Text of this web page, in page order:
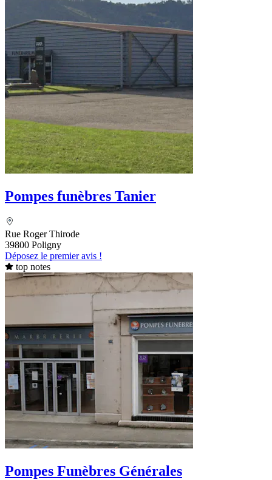
Pompes funèbres Tanier
Rue Roger Thirode
39800 Poligny
Déposez le premier avis !
top notes
Pompes Funèbres Générales